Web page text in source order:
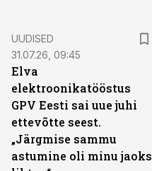
UUDISED
31.07.26, 09:45
Elva
elektroonikatööstus
GPV Eesti sai uue juhi
ettevõtte seest.
„Järgmise sammu
astumine oli minu jaoks